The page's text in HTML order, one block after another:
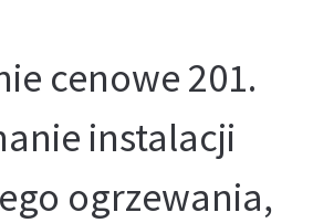
cenowe 201.
instalacji
ogrzewania,